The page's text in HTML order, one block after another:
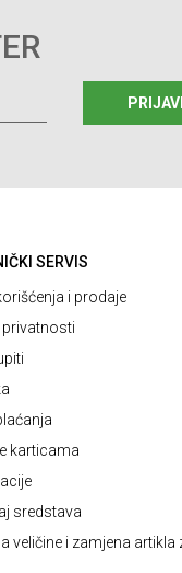
SERVIS
i prodaje
privatnosti
karticama
sredstava
veličine i zamjena artikla